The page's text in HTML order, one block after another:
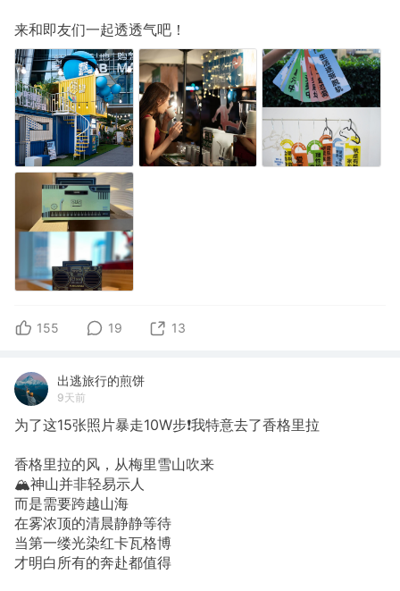
来和即友们一起透透气吧！
155 19 13
出逃旅行的煎饼
9天前
为了这15张照片暴走10W步❗我特意去了香格里拉
香格里拉的风，从梅里雪山吹来
🏔️神山并非轻易示人
而是需要跨越山海
在雾浓顶的清晨静静等待
当第一缕光染红卡瓦格博
才明白所有的奔赴都值得